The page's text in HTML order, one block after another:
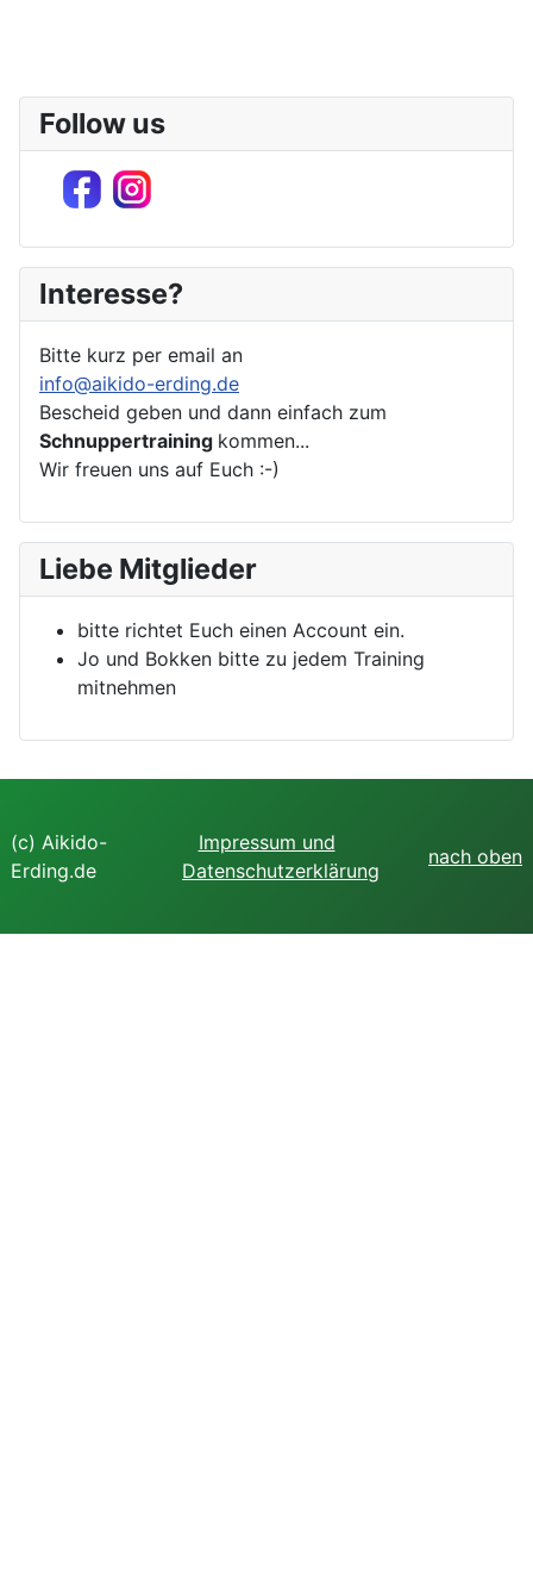
Follow us
Interesse?
Bitte kurz per email an
info@aikido-erding.de
Bescheid geben und dann einfach zum
Schnuppertraining kommen...
Wir freuen uns auf Euch :-)
Liebe Mitglieder
bitte richtet Euch einen Account ein.
Jo und Bokken bitte zu jedem Training
mitnehmen
(c) Aikido-
Erding.de
Impressum und
Datenschutzerklärung
nach oben